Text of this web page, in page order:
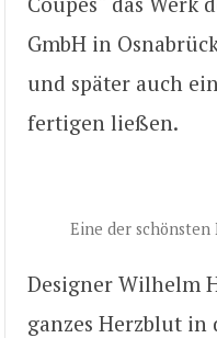
GmbH in
und später auch
fertigen ließen.
Eine der schönsten
Designer Wilhelm
ganzes Herzblut in